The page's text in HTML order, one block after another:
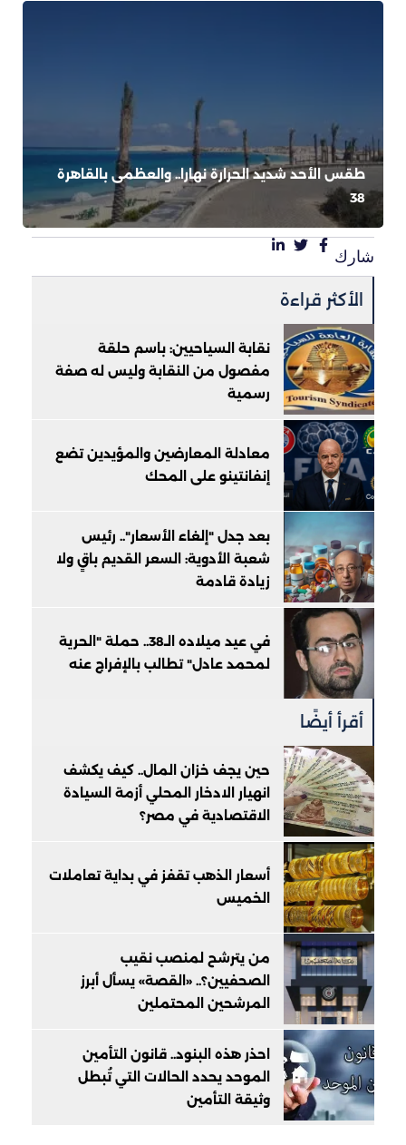
طقس الأحد شديد الحرارة نهارا.. والعظمى بالقاهرة
38
شارك
الأكثر قراءة
نقابة السياحيين: باسم حلقة
مفصول من النقابة وليس له صفة
رسمية
معادلة المعارضين والمؤيدين تضع
إنفانتينو على المحك
بعد جدل "إلغاء الأسعار".. رئيس
شعبة الأدوية: السعر القديم باقٍ ولا
زيادة قادمة
في عيد ميلاده الـ38.. حملة "الحرية
لمحمد عادل" تطالب بالإفراج عنه
أقرأ أيضًا
حين يجف خزان المال.. كيف يكشف
انهيار الادخار المحلي أزمة السيادة
الاقتصادية في مصر؟
أسعار الذهب تقفز في بداية تعاملات
الخميس
من يترشح لمنصب نقيب
الصحفيين؟.. «القصة» يسأل أبرز
المرشحين المحتملين
احذر هذه البنود.. قانون التأمين
الموحد يحدد الحالات التي تُبطل
وثيقة التأمين